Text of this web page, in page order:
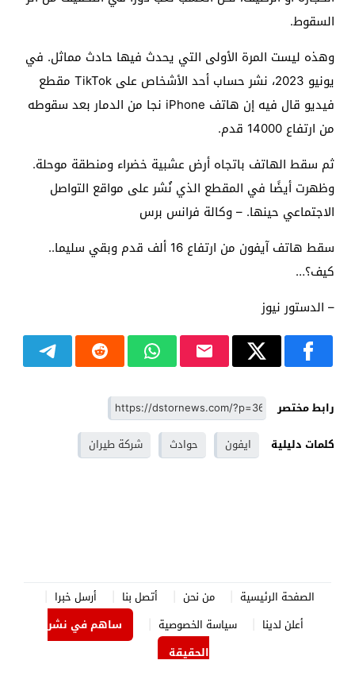
السقوط.
وهذه ليست المرة الأولى التي يحدث فيها حادث مماثل. في
يونيو 2023، نشر حساب أحد الأشخاص على TikTok مقطع
فيديو قال فيه إن هاتف iPhone نجا من الدمار بعد سقوطه
من ارتفاع 14000 قدم.
ثم سقط الهاتف باتجاه أرض عشبية خضراء ومنطقة موحلة.
وظهرت أيضًا في المقطع الذي نُشر على مواقع التواصل
الاجتماعي حينها. – وكالة فرانس برس
سقط هاتف آيفون من ارتفاع 16 ألف قدم وبقي سليما..
كيف؟…
– الدستور نيوز
رابط مختصر
كلمات دليلية
ايفون حوادث شركة طيران
الصفحة الرئيسية من نحن أتصل بنا
أرسل خبرا
أعلن لدينا
سياسة الخصوصية
ساهم في نشر
الحقيقة